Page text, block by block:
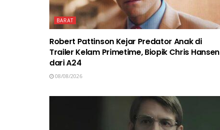
BARAT
Robert Pattinson Kejar Predator Anak di
Trailer Kelam Primetime, Biopik Chris Hansen
dari A24
08/08/2026